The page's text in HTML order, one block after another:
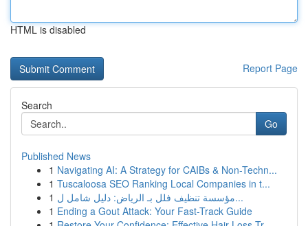
HTML is disabled
Report Page
Search
Go
Published News
1 Navigating AI: A Strategy for CAIBs & Non-Techn...
1 Tuscaloosa SEO Ranking Local Companies in t...
1
مؤسسة تنظيف فلل بـ الرياض: دليل شامل ل...
1 Ending a Gout Attack: Your Fast-Track Guide